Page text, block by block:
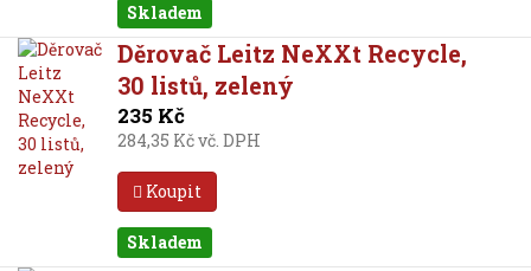
Skladem
Děrovač Leitz NeXXt Recycle,
30 listů, zelený
235 Kč
284,35 Kč vč. DPH
Koupit
Skladem